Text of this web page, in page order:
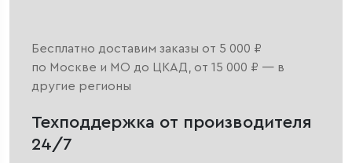
Бесплатно доставим заказы от 5 000 ₽
по Москве и МО до ЦКАД, от 15 000 ₽ — в
другие регионы
Техподдержка от производителя
24/7